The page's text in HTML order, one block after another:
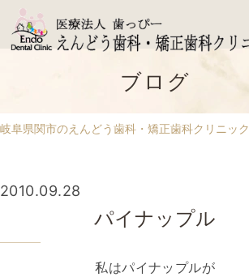
ブログ
岐阜県関市のえんどう歯科・矯正歯科クリニック
パイナップル
2010.09.28
私はパイナップルが